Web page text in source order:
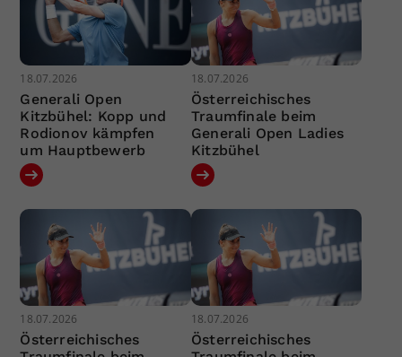
18.07.2026
Generali Open
Kitzbühel: Kopp und
Rodionov kämpfen
um Hauptbewerb
18.07.2026
Österreichisches
Traumfinale beim
Generali Open Ladies
Kitzbühel
18.07.2026
Österreichisches
18.07.2026
Österreichisches